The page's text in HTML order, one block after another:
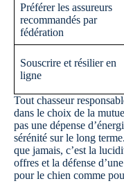
Préférer les assureurs
recommandés par
fédération
Souscrire et résilier en
ligne
Tout chasseur
dans le choix de la
pas une dépense
sérénité sur le long
que jamais, c’est la
offres et la défense
pour le chien comme